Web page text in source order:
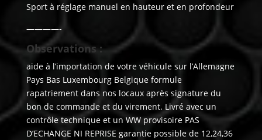
Sport à réglage manuel en hauteur et en profondeur
————-
Observations :
aide à l’importation de votre véhicule sur l’Allemagne
Pays Bas Luxembourg Belgique formule
rapatriement dans nos locaux après signature du
bon de commande et du virement. Livré avec un
contrôle technique et un WW provisoire PAS
D’ECHANGE NI REPRISE garantie possible de 12,24,36